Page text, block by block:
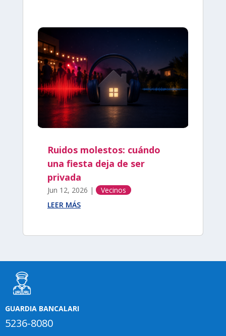
Ruidos molestos: cuándo
una fiesta deja de ser
privada
Jun 12, 2026 |
Vecinos
LEER MÁS
GUARDIA BANCALARI
5236-8080